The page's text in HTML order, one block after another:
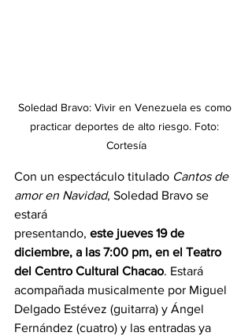
Soledad Bravo: Vivir en Venezuela es como
practicar deportes de alto riesgo. Foto:
Cortesía
Con un espectáculo titulado Cantos de
amor en Navidad, Soledad Bravo se
estará
presentando, este jueves 19 de
diciembre, a las 7:00 pm, en el Teatro
del Centro Cultural Chacao. Estará
acompañada musicalmente por Miguel
Delgado Estévez (guitarra) y Ángel
Fernández (cuatro) y las entradas ya